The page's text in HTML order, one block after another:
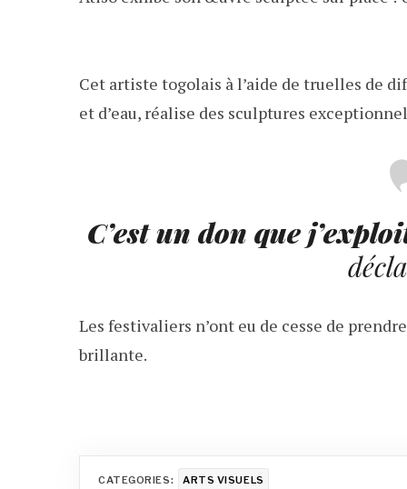
Cet artiste togolais à l’aide de truelles de
et d’eau, réalise des sculptures
C’est un don que
Les festivaliers n’ont eu de cesse de
brillante.
CATEGORIES: ARTS VISUELS